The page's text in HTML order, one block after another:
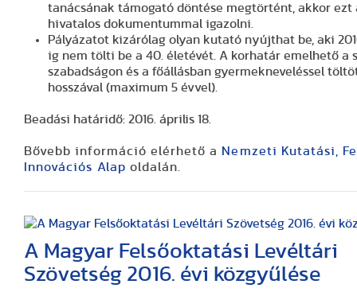
tanácsának támogató döntése megtörtént, akkor ezt a tényt kell
hivatalos dokumentummal igazolni.
Pályázatot kizárólag olyan kutató nyújthat be, aki
ig nem tölti be a 40. életévét. A korhatár emelhető a szülési
szabadságon és a főállásban gyermekneveléssel töltött idő
hosszával (maximum 5 évvel).
Beadási határidő: 2016. április 18.
Bővebb információ elérhető a Nemzeti Kutatási,
Innovációs Alap oldalán.
A Magyar Felsőoktatási Levéltári
Szövetség 2016. évi közgyűlése